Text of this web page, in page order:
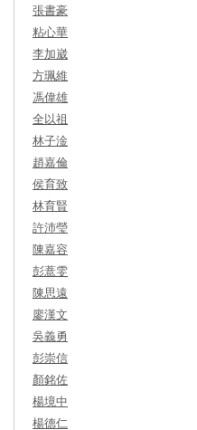
張書豪
粘心華
李加崴
方珮維
馮偉雄
全以祖
林子淦
趙嘉倫
侯育致
林育賢
許沛瑩
陳嘉容
彭薏雯
陳思遠
廖漢文
吳義勇
彭崇信
顏銘佐
楊境中
楊德仁